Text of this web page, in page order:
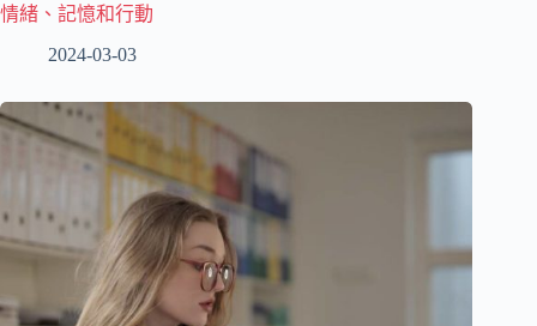
情緒、記憶和行動
2024-03-03